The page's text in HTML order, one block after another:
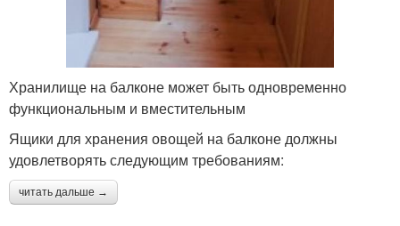
Хранилище на балконе может быть одновременно
функциональным и вместительным
Ящики для хранения овощей на балконе должны
удовлетворять следующим требованиям:
читать дальше →